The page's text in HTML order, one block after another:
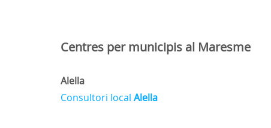
Centres per municipis al Maresme
Alella
Consultori local Alella